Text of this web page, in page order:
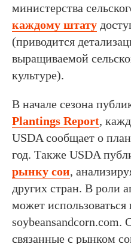
министерства
каждому штату
(приводится
выращиваемой
культуре).
В начале сезона
Plantings Report,
USDA сообщает о
год. Также USDA
рынку сои,
других стран. В роли
может
soybeansandcorn.com.
связанные с рынком